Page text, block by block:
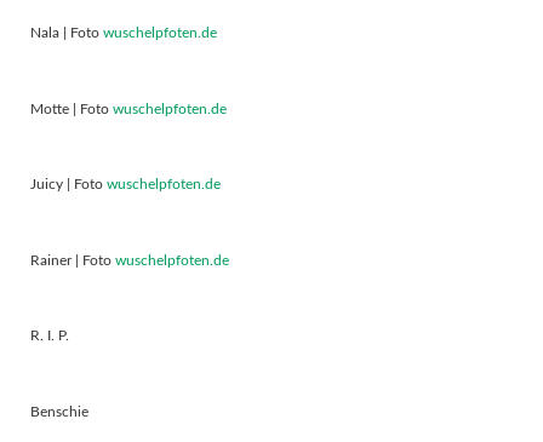
Nala | Foto wuschelpfoten.de
Motte | Foto wuschelpfoten.de
Juicy | Foto wuschelpfoten.de
Rainer | Foto wuschelpfoten.de
R. I. P.
Benschie